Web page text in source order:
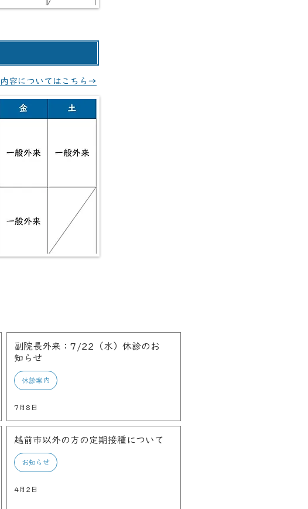
容についてはこちら→
副院長外来：7/22（水）休診のお
知らせ
休診案内
7月8日
越前市以外の方の定期接種について
お知らせ
4月2日